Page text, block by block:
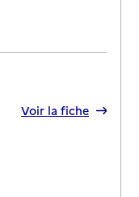
Voir la fiche